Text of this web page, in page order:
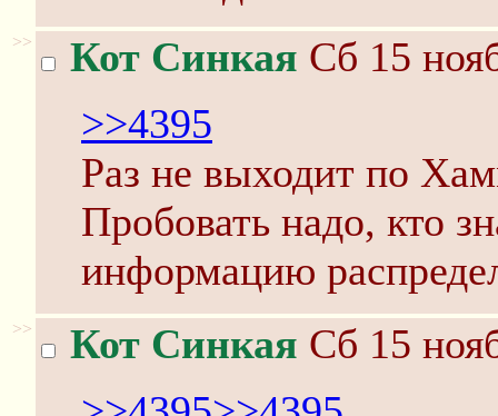
>> Кот Синкая Сб 15
>>4395
Раз не выходит по
Пробовать надо, кто
информацию
>> Кот Синкая Сб 15